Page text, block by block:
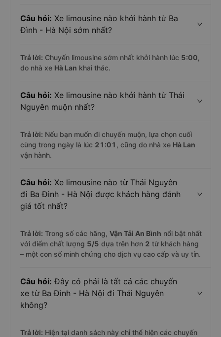
Câu hỏi: Xe limousine nào khởi hành từ Ba
Đình - Hà Nội sớm nhất?
Trả lời: Chuyến limousine sớm nhất khởi hành lúc 5:00,
do nhà xe Hà Lan khai thác.
Câu hỏi: Xe limousine nào khởi hành từ Thái
Nguyên muộn nhất?
Trả lời: Nếu bạn muốn đi chuyến muộn, lựa chọn cuối
cùng trong ngày là lúc 21:01 , cũng do nhà xe Hà Lan
vận hành.
Câu hỏi: Xe limousine nào từ Thái Nguyên
đi Ba Đình - Hà Nội được khách hàng đánh
giá tốt nhất?
Trả lời: Trong số các hãng, Vận Tải An Bình nổi bật nhất
với điểm chất lượng 5/5 dựa trên hơn 2 từ khách hàng
– một con số minh chứng cho dịch vụ cao cấp và uy tín.
Câu hỏi: Đây có phải là tất cả các chuyến
xe từ Ba Đình - Hà Nội đi Thái Nguyên
không?
Trả lời: Hiện tại danh sách này chỉ thể hiện các chuyến